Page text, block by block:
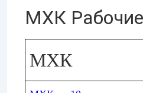
МХК
МХК